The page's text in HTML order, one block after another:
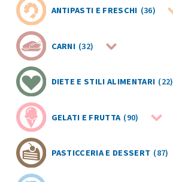
ANTIPASTI E FRESCHI (36)
CARNI (32)
DIETE E STILI ALIMENTARI (22)
GELATI E FRUTTA (90)
PASTICCERIA E DESSERT (87)